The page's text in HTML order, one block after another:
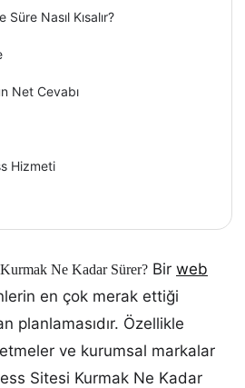
Nasıl Kısalır?
Net Cevabı
Hizmeti
Kurmak Ne Kadar Sürer? Bir web
en çok merak ettiği
planlamasıdır. Özellikle
ve kurumsal markalar
Sitesi Kurmak Ne Kadar